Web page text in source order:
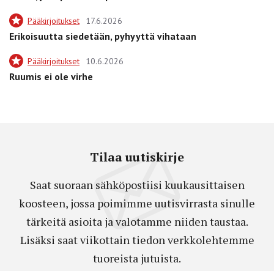
Pääkirjoitukset 17.6.2026
Erikoisuutta siedetään, pyhyyttä vihataan
Pääkirjoitukset 10.6.2026
Ruumis ei ole virhe
Tilaa uutiskirje
Saat suoraan sähköpostiisi kuukausittaisen
koosteen, jossa poimimme uutisvirrasta sinulle
tärkeitä asioita ja valotamme niiden taustaa.
Lisäksi saat viikottain tiedon verkkolehtemme
tuoreista jutuista.